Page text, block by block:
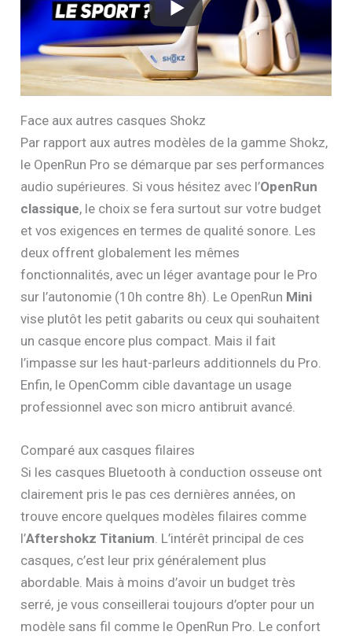
Face aux autres casques Shokz
Par rapport aux autres modèles de la gamme Shokz,
le OpenRun Pro se démarque par ses performances
audio supérieures. Si vous hésitez avec l’OpenRun
classique, le choix se fera surtout sur votre budget
et vos exigences en termes de qualité sonore. Les
deux offrent globalement les mêmes
fonctionnalités, avec un léger avantage pour le Pro
sur l’autonomie (10h contre 8h). Le OpenRun Mini
vise plutôt les petit gabarits ou ceux qui souhaitent
un casque encore plus compact. Mais il fait
l’impasse sur les haut-parleurs additionnels du Pro.
Enfin, le OpenComm cible davantage un usage
professionnel avec son micro antibruit avancé.
Comparé aux casques filaires
Si les casques Bluetooth à conduction osseuse ont
clairement pris le pas ces dernières années, on
trouve encore quelques modèles filaires comme
l’Aftershokz Titanium . L’intérêt principal de ces
casques, c’est leur prix généralement plus
abordable. Mais à moins d’avoir un budget très
serré, je vous conseillerai toujours d’opter pour un
modèle sans fil comme le OpenRun Pro. Le confort